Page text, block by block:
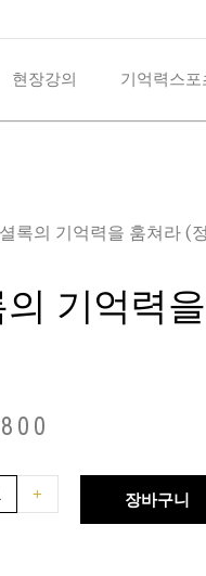
현장강의 기억력스포
록의 기억력을 훔쳐라 (
의 기억력
+ 장바구니